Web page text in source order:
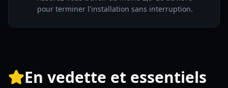
pour terminer l'installation sans interruption.
En vedette et essentiels